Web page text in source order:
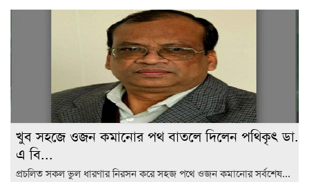
খুব সহজে ওজন কমানোর পথ বাতলে দিলেন পথিকৃৎ ডা.
এ বি...
প্রচলিত সকল ভুল ধারণার নিরসন করে সহজ পথে ওজন কমানোর সর্বশেষ...